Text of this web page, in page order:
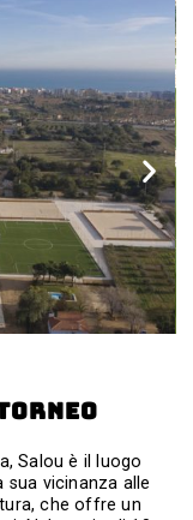
Salou è il luogo
sua vicinanza alle
che offre un